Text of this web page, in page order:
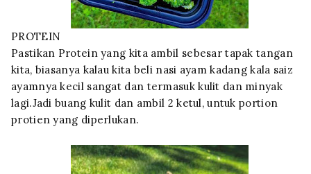
PROTEIN
Pastikan Protein yang kita ambil sebesar tapak tangan
kita, biasanya kalau kita beli nasi ayam kadang kala saiz
ayamnya kecil sangat dan termasuk kulit dan minyak
lagi.Jadi buang kulit dan ambil 2 ketul, untuk portion
protien yang diperlukan.